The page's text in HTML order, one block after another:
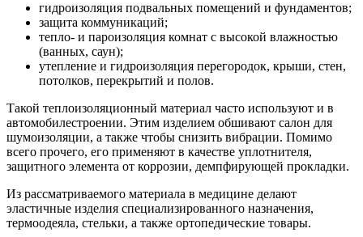
гидроизоляция подвальных помещений и фундаментов;
защита коммуникаций;
тепло- и пароизоляция комнат с высокой влажностью
(ванных, саун);
утепление и гидроизоляция перегородок, крыши, стен,
потолков, перекрытий и полов.
Такой теплоизоляционный материал часто используют и в
автомобилестроении. Этим изделием обшивают салон для
шумоизоляции, а также чтобы снизить вибрации. Помимо
всего прочего, его применяют в качестве уплотнителя,
защитного элемента от коррозии, демпфирующей прокладки.
Из рассматриваемого материала в медицине делают
эластичные изделия специализированного назначения,
термоодеяла, стельки, а также ортопедические товары.